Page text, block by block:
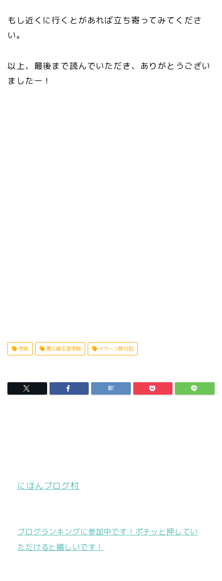
もし近くに行くとがあれば立ち寄ってみてくださ
い。
以上、最後まで読んでいただき、ありがとうござい
ましたー！
寺院 第三級王室寺院 イサーン旅行記
にほんブログ村
ブログランキングに参加中です！ポチッと押してい
ただけると嬉しいです！